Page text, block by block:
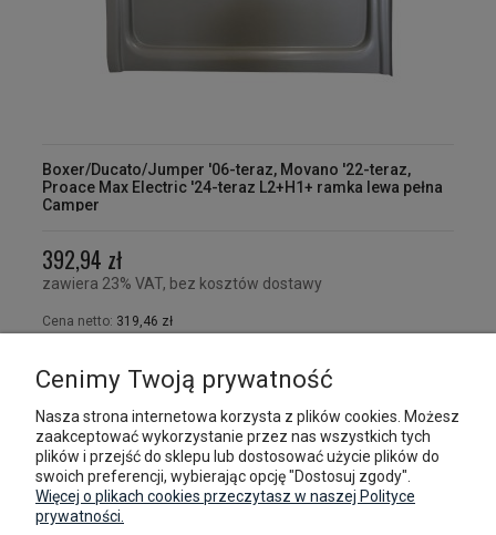
Boxer/Ducato/Jumper '06-teraz, Movano '22-teraz,
Proace Max Electric '24-teraz L2+H1+ ramka lewa pełna
Camper
392,94 zł
zawiera 23% VAT, bez kosztów dostawy
Cena netto: 319,46 zł
Cenimy Twoją prywatność
Nasza strona internetowa korzysta z plików cookies. Możesz
zaakceptować wykorzystanie przez nas wszystkich tych
plików i przejść do sklepu lub dostosować użycie plików do
swoich preferencji, wybierając opcję "Dostosuj zgody".
Więcej o plikach cookies przeczytasz w naszej Polityce
prywatności.